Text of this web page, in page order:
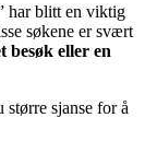
har blitt en viktig
søkene er svært
besøk eller en
sjanse for å